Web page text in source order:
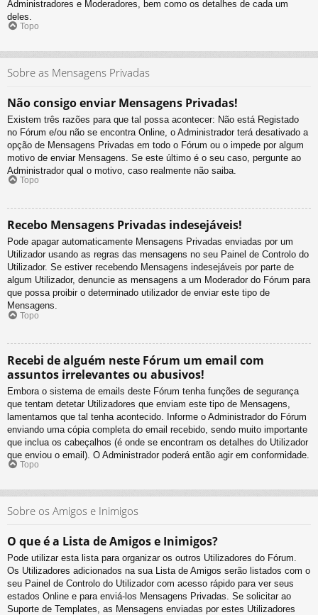
Administradores e Moderadores, bem como os detalhes de cada um
deles.
Topo
Sobre as Mensagens Privadas
Não consigo enviar Mensagens Privadas!
Existem três razões para que tal possa acontecer: Não está Registado
no Fórum e/ou não se encontra Online, o Administrador terá desativado a
opção de Mensagens Privadas em todo o Fórum ou o impede por algum
motivo de enviar Mensagens. Se este último é o seu caso, pergunte ao
Administrador qual o motivo, caso realmente não saiba.
Topo
Recebo Mensagens Privadas indesejáveis!
Pode apagar automaticamente Mensagens Privadas enviadas por um
Utilizador usando as regras das mensagens no seu Painel de Controlo do
Utilizador. Se estiver recebendo Mensagens indesejáveis por parte de
algum Utilizador, denuncie as mensagens a um Moderador do Fórum para
que possa proibir o determinado utilizador de enviar este tipo de
Mensagens.
Topo
Recebi de alguém neste Fórum um email com
assuntos irrelevantes ou abusivos!
Embora o sistema de emails deste Fórum tenha funções de segurança
que tentam detetar Utilizadores que enviam este tipo de Mensagens,
lamentamos que tal tenha acontecido. Informe o Administrador do Fórum
enviando uma cópia completa do email recebido, sendo muito importante
que inclua os cabeçalhos (é onde se encontram os detalhes do Utilizador
que enviou o email). O Administrador poderá então agir em conformidade.
Topo
Sobre os Amigos e Inimigos
O que é a Lista de Amigos e Inimigos?
Pode utilizar esta lista para organizar os outros Utilizadores do Fórum.
Os Utilizadores adicionados na sua Lista de Amigos serão listados com o
seu Painel de Controlo do Utilizador com acesso rápido para ver seus
estados Online e para enviá-los Mensagens Privadas. Se solicitar ao
Suporte de Templates, as Mensagens enviadas por estes Utilizadores